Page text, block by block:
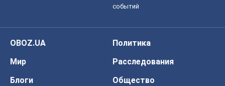
событий
OBOZ.UA
Политика
Мир
Расследования
Блоги
Общество